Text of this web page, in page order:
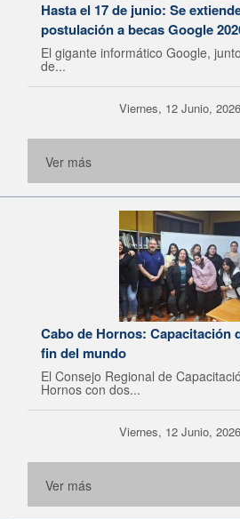
Hasta el 17 de junio: Se
postulación a becas Google
El gigante informático Google,
de...
Viernes, 12 Junio,
Ver más
Cabo de Hornos: Capacitación
fin del mundo
El Consejo Regional de
Hornos con dos...
Viernes, 12 Junio,
Ver más